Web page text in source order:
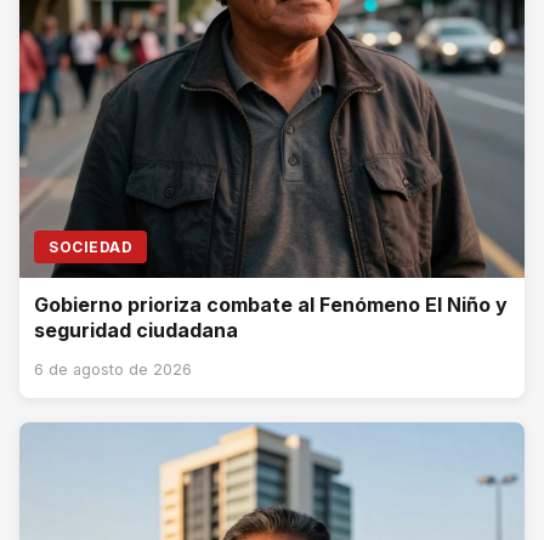
SOCIEDAD
Gobierno prioriza combate al Fenómeno El Niño y
seguridad ciudadana
6 de agosto de 2026